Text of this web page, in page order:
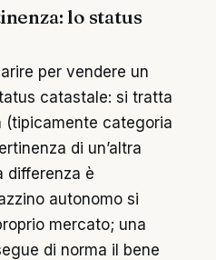
lo status
per vendere un
catastale: si tratta
(tipicamente categoria
di un’altra
differenza è
autonomo si
mercato; una
di norma il bene